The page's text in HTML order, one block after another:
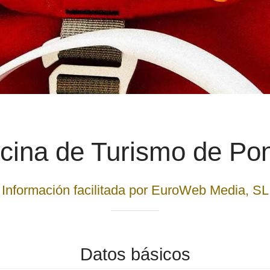
de Turismo de
Información facilitada por EuroWeb Media, SL
Datos básicos